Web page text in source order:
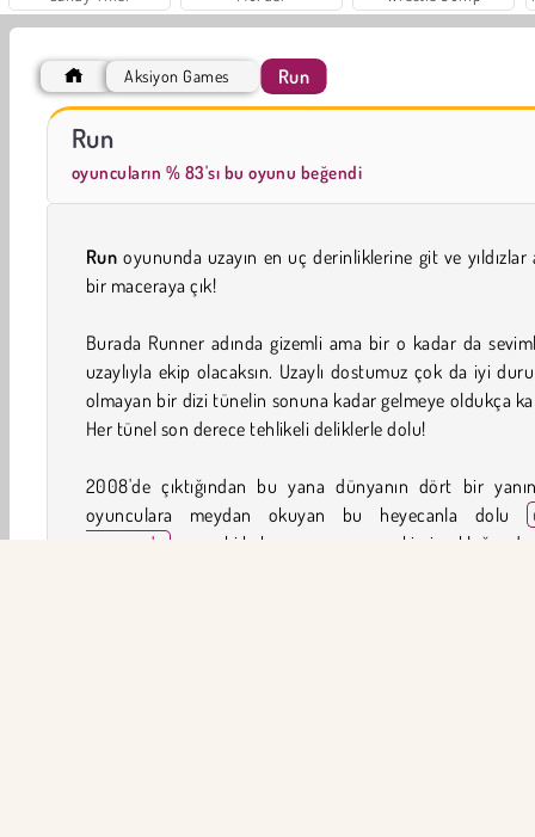
Royal Story
Aksiyon Games Run
Run
oyuncuların % 83'sı bu oyunu beğendi
Run oyununda uzayın en uç derinliklerine git ve yıldızlar
bir maceraya çık!
Burada Runner adında gizemli ama bir o kadar da
uzaylıyla ekip olacaksın. Uzaylı dostumuz çok da iyi
olmayan bir dizi tünelin sonuna kadar gelmeye oldukça
Her tünel son derece tehlikeli deliklerle dolu!
2008'de çıktığından bu yana dünyanın dört bir
oyunculara meydan okuyan bu heyecanla dolu
oyununda
neyse ki kahramanımız yer çekimi